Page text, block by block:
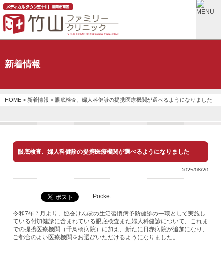
新着情報
HOME > 新着情報 > 眼底検査、婦人科健診の提携医療機関が選べるようになりました
眼底検査、婦人科健診の提携医療機関が選べるようになりました
2025/08/20
Pocket
令和7年７月より、協会けんぽの生活習慣病予防健診の一環として実施し
ている付加健診に含まれている眼底検査また婦人科健診について、これま
での提携医療機関（千鳥橋病院）に加え、新たに 日赤病院が追加になり、
ご都合のよい医療機関をお選びいただけるようになりました。